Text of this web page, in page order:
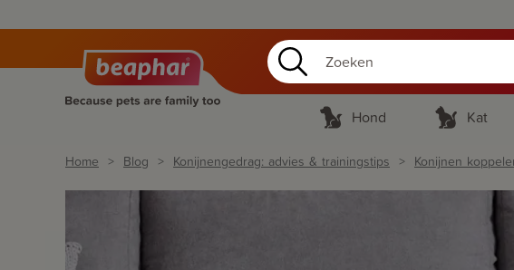
Hond Kat
Home Blog Konijnengedrag: advies & trainingstips Konijnen